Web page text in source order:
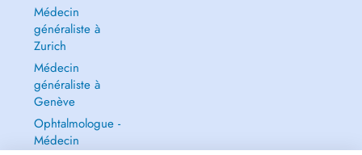
Médecin
généraliste à
Zurich
Médecin
généraliste à
Genève
Ophtalmologue -
Médecin